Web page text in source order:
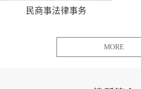
民商事法律事务
MORE